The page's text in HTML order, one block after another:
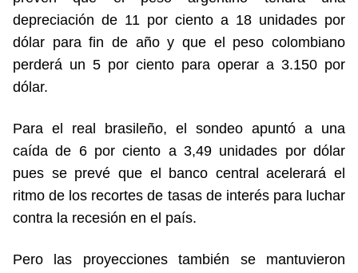
depreciación de 11 por ciento a 18 unidades por
dólar para fin de año y que el peso colombiano
perderá un 5 por ciento para operar a 3.150 por
dólar.
Para el real brasileño, el sondeo apuntó a una
caída de 6 por ciento a 3,49 unidades por dólar
pues se prevé que el banco central acelerará el
ritmo de los recortes de tasas de interés para luchar
contra la recesión en el país.
Pero las proyecciones también se mantuvieron